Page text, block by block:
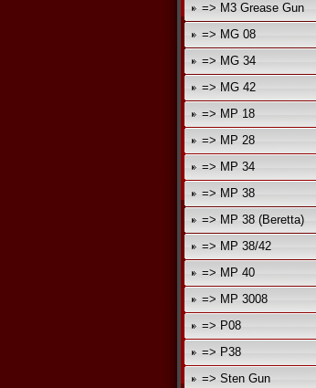
=> M3 Grease Gun
=> MG 08
=> MG 34
=> MG 42
=> MP 18
=> MP 28
=> MP 34
=> MP 38
=> MP 38 (Beretta)
=> MP 38/42
=> MP 40
=> MP 3008
=> P08
=> P38
=> Sten Gun